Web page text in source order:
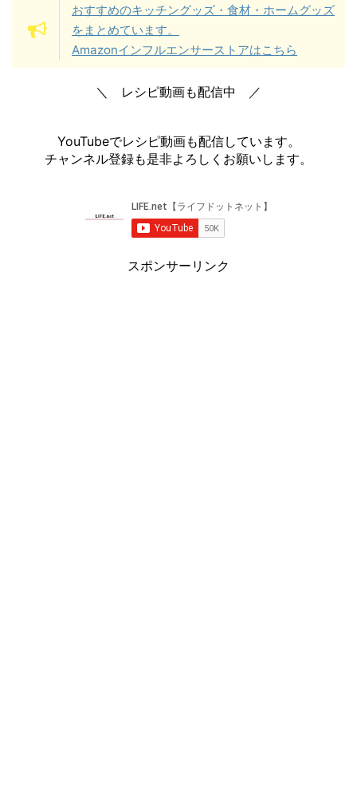
おすすめのキッチングッズ・食材・ホームグッズ
をまとめています。
Amazonインフルエンサーストアはこちら
＼ レシピ動画も配信中 ／
YouTubeでレシピ動画も配信しています。
チャンネル登録も是非よろしくお願いします。
スポンサーリンク